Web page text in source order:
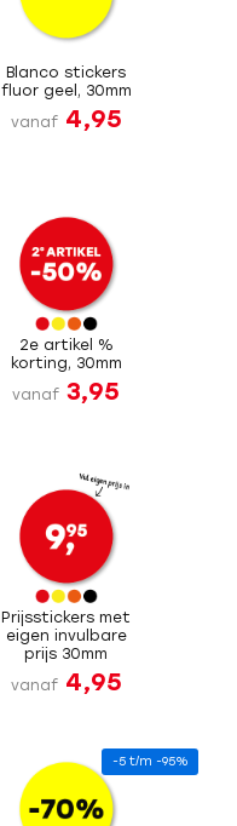
Blanco stickers
fluor geel, 30mm
vanaf 4,95
2e artikel %
korting, 30mm
vanaf 3,95
Prijsstickers met
eigen invulbare
prijs 30mm
vanaf 4,95
-5 t/m -95%